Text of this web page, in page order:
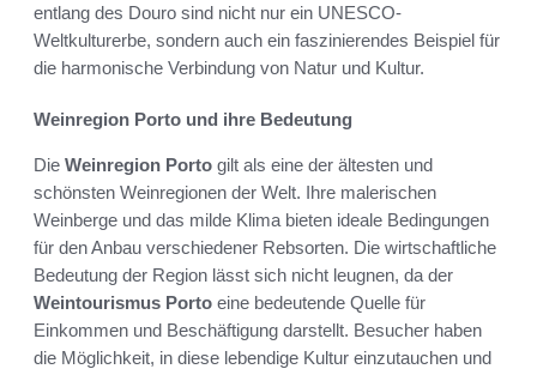
entlang des Douro sind nicht nur ein UNESCO-
Weltkulturerbe, sondern auch ein faszinierendes Beispiel für
die harmonische Verbindung von Natur und Kultur.
Weinregion Porto und ihre Bedeutung
Die Weinregion Porto gilt als eine der ältesten und
schönsten Weinregionen der Welt. Ihre malerischen
Weinberge und das milde Klima bieten ideale Bedingungen
für den Anbau verschiedener Rebsorten. Die wirtschaftliche
Bedeutung der Region lässt sich nicht leugnen, da der
Weintourismus Porto eine bedeutende Quelle für
Einkommen und Beschäftigung darstellt. Besucher haben
die Möglichkeit, in diese lebendige Kultur einzutauchen und